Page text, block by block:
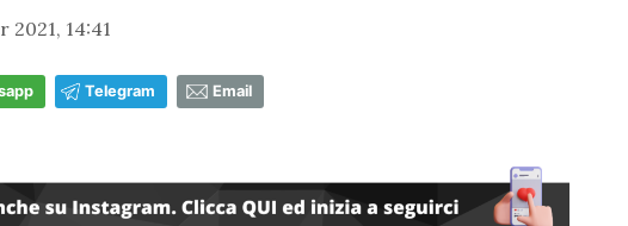
2021, 14:41
Telegram Email